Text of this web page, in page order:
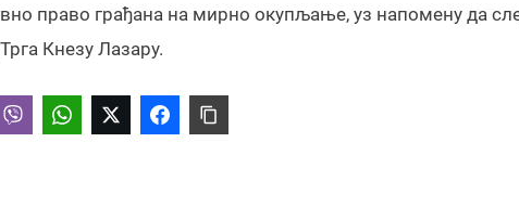
право грађана на мирно окупљање, уз напомену да
Кнезу Лазару.